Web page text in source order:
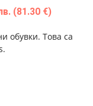
(81.30 €)
обувки. Това са